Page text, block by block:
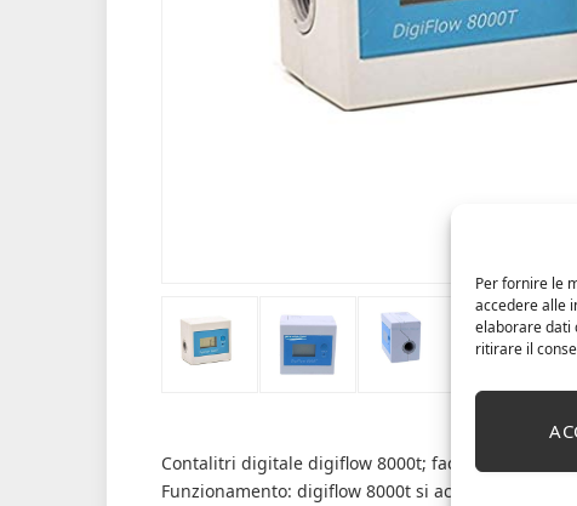
Per fornire le
accedere alle
elaborare dati
ritirare il
Contalitri digitale digiflow 8000t; facile da
Funzionamento: digiflow 8000t si accende